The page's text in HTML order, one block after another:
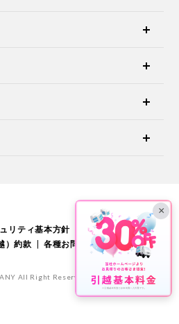
×
リティ基本方針
標準引越運送約款
）約款
各種お問い合わせ
All Right Reserved.